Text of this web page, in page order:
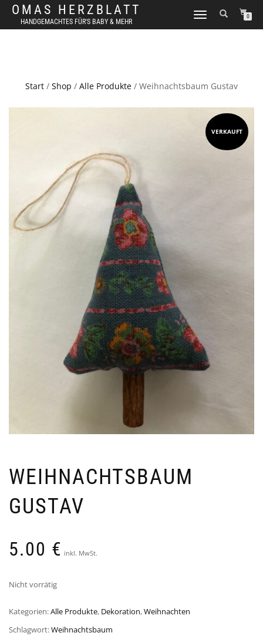
OMAS HERZBLATT
HANDGEMACHTES FÜR'S BABY & MEHR
NAVIGATION
0
Start / Shop / Alle Produkte / Weihnachtsbaum Gustav
VERKAUFT
WEIHNACHTSBAUM
GUSTAV
5.00 € inkl. MwSt.
Nicht vorrätig
Kategorien:Alle Produkte, Dekoration,Weihnachten
Schlagwort:Weihnachtsbaum